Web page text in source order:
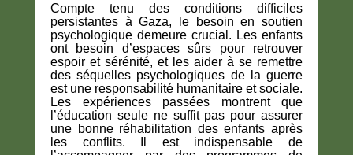
Compte tenu des conditions difficiles
persistantes à Gaza,
le besoin en soutien
psychologique demeure crucial . Les enfants
ont besoin d’espaces sûrs pour retrouver
espoir et sérénité, et les aider à se remettre
des séquelles psychologiques de la guerre
est une responsabilité humanitaire et sociale.
Les expériences passées montrent que
l’éducation seule ne suffit pas pour assurer
une bonne réhabilitation des enfants après
les conflits. Il est indispensable de